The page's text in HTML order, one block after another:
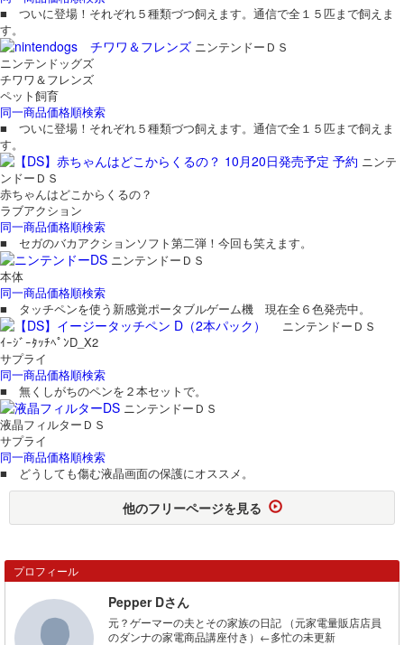
■ ついに登場！それぞれ５種類づつ飼えます。通信で全１５匹まで飼えま
す。
ニンテンドーＤＳ
ニンテンドッグズ
チワワ＆フレンズ
ペット飼育
同一商品価格順検索
■ ついに登場！それぞれ５種類づつ飼えます。通信で全１５匹まで飼えま
す。
ニンテ
ンドーＤＳ
赤ちゃんはどこからくるの？
ラブアクション
同一商品価格順検索
■ セガのバカアクションソフト第二弾！今回も笑えます。
ニンテンドーＤＳ
本体
同一商品価格順検索
■ タッチペンを使う新感覚ポータブルゲーム機 現在全６色発売中。
ニンテンドーＤＳ
ｲｰｼﾞｰﾀｯﾁﾍﾟﾝD_X2
サプライ
同一商品価格順検索
■ 無くしがちのペンを２本セットで。
ニンテンドーＤＳ
液晶フィルターＤＳ
サプライ
同一商品価格順検索
■ どうしても傷む液晶画面の保護にオススメ。
他のフリーページを見る
プロフィール
Pepper Dさん
元？ゲーマーの夫とその家族の日記 （元家電量販店店員
のダンナの家電商品講座付き）←多忙の未更新